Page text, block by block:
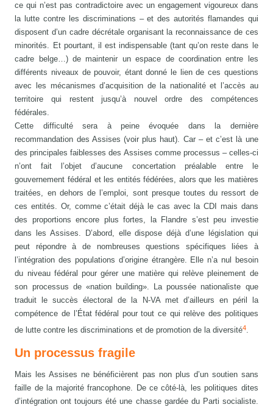
ce qui n’est pas contradictoire avec un engagement vigoureux dans
la lutte contre les discriminations – et des autorités flamandes qui
disposent d’un cadre décrétale organisant la reconnaissance de ces
minorités. Et pourtant, il est indispensable (tant qu’on reste dans le
cadre belge…) de maintenir un espace de coordination entre les
différents niveaux de pouvoir, étant donné le lien de ces questions
avec les mécanismes d’acquisition de la nationalité et l’accès au
territoire qui restent jusqu’à nouvel ordre des compétences
fédérales.
Cette difficulté sera à peine évoquée dans la dernière
recommandation des Assises (voir plus haut). Car – et c’est là une
des principales faiblesses des Assises comme processus – celles-ci
n’ont fait l’objet d’aucune concertation préalable entre le
gouvernement fédéral et les entités fédérées, alors que les matières
traitées, en dehors de l’emploi, sont presque toutes du ressort de
ces entités. Or, comme c’était déjà le cas avec la CDI mais dans
des proportions encore plus fortes, la Flandre s’est peu investie
dans les Assises. D’abord, elle dispose déjà d’une législation qui
peut répondre à de nombreuses questions spécifiques liées à
l’intégration des populations d’origine étrangère. Elle n’a nul besoin
du niveau fédéral pour gérer une matière qui relève pleinement de
son processus de «nation building». La poussée nationaliste que
traduit le succès électoral de la N-VA met d’ailleurs en péril la
compétence de l’État fédéral pour tout ce qui relève des politiques
de lutte contre les discriminations et de promotion de la diversité4.
Un processus fragile
Mais les Assises ne bénéficièrent pas non plus d’un soutien sans
faille de la majorité francophone. De ce côté-là, les politiques dites
d’intégration ont toujours été une chasse gardée du Parti socialiste.